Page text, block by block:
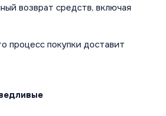
возврат средств, включая
процесс покупки доставит